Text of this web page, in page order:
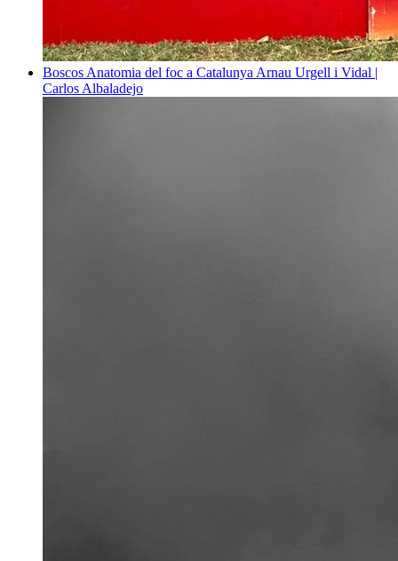
Boscos Anatomia del foc a Catalunya Arnau Urgell i Vidal |
Carlos Albaladejo